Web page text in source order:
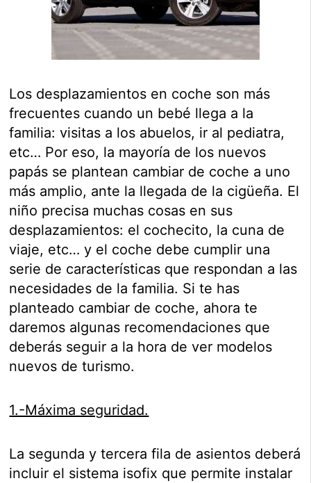
Los desplazamientos en coche son más
frecuentes cuando un bebé llega a la
familia: visitas a los abuelos, ir al pediatra,
etc… Por eso, la mayoría de los nuevos
papás se plantean cambiar de coche a uno
más amplio, ante la llegada de la cigüeña. El
niño precisa muchas cosas en sus
desplazamientos: el cochecito, la cuna de
viaje, etc… y el coche debe cumplir una
serie de características que respondan a las
necesidades de la familia. Si te has
planteado cambiar de coche, ahora te
daremos algunas recomendaciones que
deberás seguir a la hora de ver modelos
nuevos de turismo.
1.-Máxima seguridad.
La segunda y tercera fila de asientos deberá
incluir el sistema isofix que permite instalar